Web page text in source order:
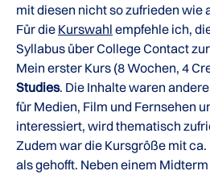
mit diesen nicht so zufrieden wie
Für die Kurswahl empfehle ich,
Syllabus über College Contact
Mein erster Kurs (8 Wochen, 4
Studies. Die Inhalte waren
für Medien, Film und Fernsehen
interessiert, wird thematisch
Zudem war die Kursgröße mit
als gehofft. Neben einem